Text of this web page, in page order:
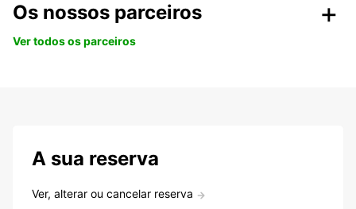
Os nossos parceiros
Ver todos os parceiros
A sua reserva
Ver, alterar ou cancelar reserva